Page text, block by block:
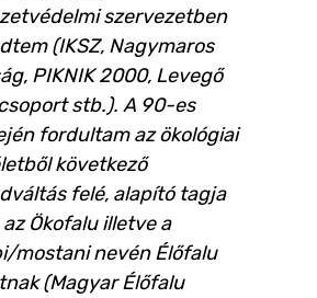
szervezetben
(IKSZ, Nagymaros
PIKNIK 2000, Levegő
stb.). A 90-es
fordultam az ökológiai
következő
felé, alapító tagja
Ökofalu illetve a
mostani nevén Élőfalu
(Magyar Élőfalu